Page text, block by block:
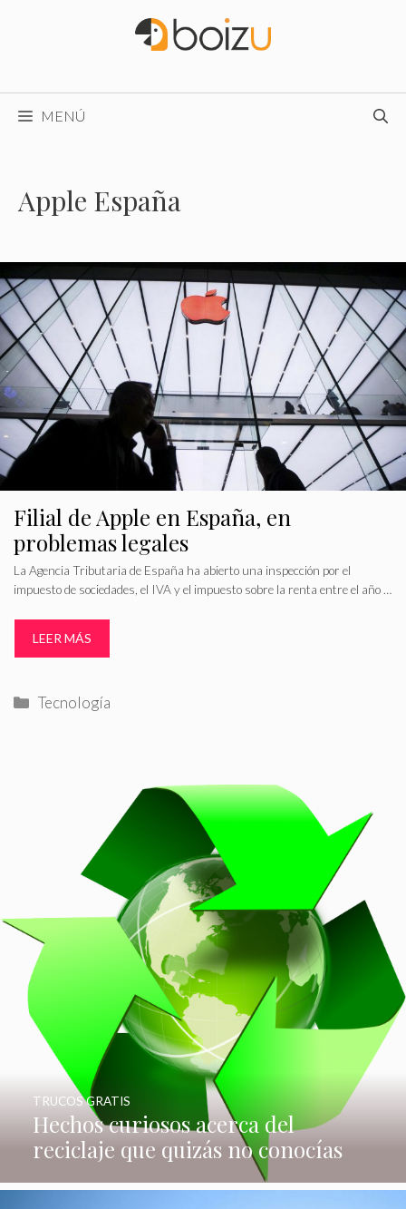
MENÚ
Apple España
Filial de Apple en España, en
problemas legales
La Agencia Tributaria de España ha abierto una inspección por el
impuesto de sociedades, el IVA y el impuesto sobre la renta entre el año …
LEER MÁS
Categorías
Tecnología
Hechos curiosos acerca del
reciclaje que quizás no conocías
TRUCOS GRATIS